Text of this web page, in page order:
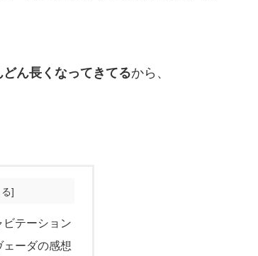
ん長くなってきてるから、
テーション
ェーダの感想